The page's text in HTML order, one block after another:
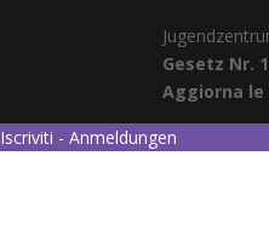
Gesetz Nr.
Aggiorna
Iscriviti - Anmeldungen